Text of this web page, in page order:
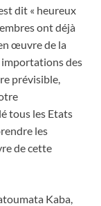
dit « heureux
ont déjà
œuvre de la
importations des
prévisible,
tous les Etats
les
de cette
Kaba,